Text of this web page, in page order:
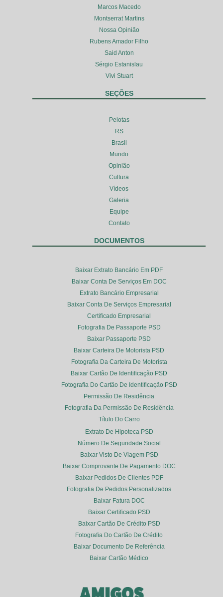
Marcos Macedo
Montserrat Martins
Nossa Opinião
Rubens Amador Filho
Said Anton
Sérgio Estanislau
Vivi Stuart
SEÇÕES
Pelotas
RS
Brasil
Mundo
Opinião
Cultura
Vídeos
Galeria
Equipe
Contato
DOCUMENTOS
Baixar Extrato Bancário Em PDF
Baixar Conta De Serviços Em DOC
Extrato Bancário Empresarial
Baixar Conta De Serviços Empresarial
Certificado Empresarial
Fotografia De Passaporte PSD
Baixar Passaporte PSD
Baixar Carteira De Motorista PSD
Fotografia Da Carteira De Motorista
Baixar Cartão De Identificação PSD
Fotografia Do Cartão De Identificação PSD
Permissão De Residência
Fotografia Da Permissão De Residência
Título Do Carro
Extrato De Hipoteca PSD
Número De Seguridade Social
Baixar Visto De Viagem PSD
Baixar Comprovante De Pagamento DOC
Baixar Pedidos De Clientes PDF
Fotografia De Pedidos Personalizados
Baixar Fatura DOC
Baixar Certificado PSD
Baixar Cartão De Crédito PSD
Fotografia Do Cartão De Crédito
Baixar Documento De Referência
Baixar Cartão Médico